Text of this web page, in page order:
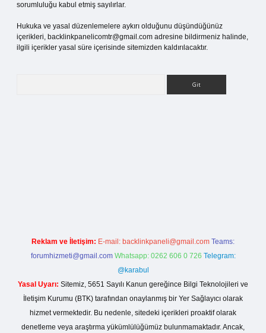
sorumluluğu kabul etmiş sayılırlar.
Hukuka ve yasal düzenlemelere aykırı olduğunu düşündüğünüz
içerikleri, backlinkpanelicomtr@gmail.com adresine bildirmeniz halinde,
ilgili içerikler yasal süre içerisinde sitemizden kaldırılacaktır.
Reklam ve İletişim: E-mail: backlinkpaneli@gmail.com Teams:
forumhizmeti@gmail.com Whatsapp: 0262 606 0 726 Telegram:
@karabul
Yasal Uyarı: Sitemiz, 5651 Sayılı Kanun gereğince Bilgi Teknolojileri ve
İletişim Kurumu (BTK) tarafından onaylanmış bir Yer Sağlayıcı olarak
hizmet vermektedir. Bu nedenle, sitedeki içerikleri proaktif olarak
denetleme veya araştırma yükümlülüğümüz bulunmamaktadır. Ancak,